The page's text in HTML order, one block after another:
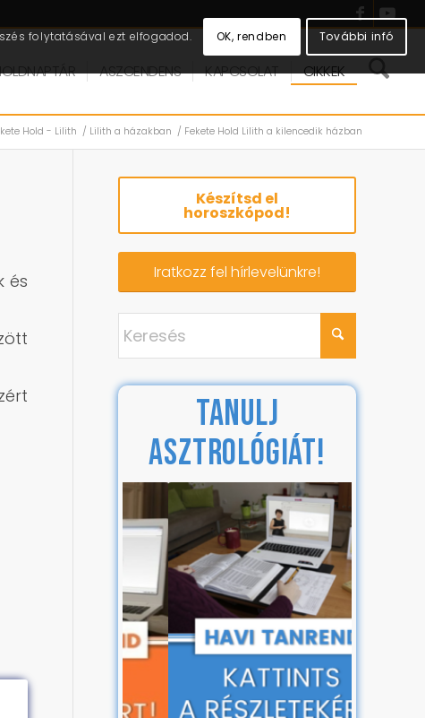
ASZCENDENS KAPCSOLAT CIKKEK
Hold - Lilith / Lilith a házakban / Fekete Hold Lilith a kilencedik házban
és
Készítsd el
horoszkópod!
Iratkozz fel hírlevelünkre!
TANULJ
ASZTROLÓGIÁT!
folytatásával ezt elfogadod. OK, rendben További infó